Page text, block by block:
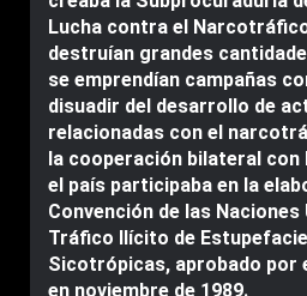
Lucha contra el
destruían grandes
se emprendían campañas
disuadir del desarrollo de
relacionadas con el
la cooperación bilateral con
el país participaba en la
Convención de las
Tráfico Ilícito de
Sicotrópicas, aprobado por
en noviembre de 1989.